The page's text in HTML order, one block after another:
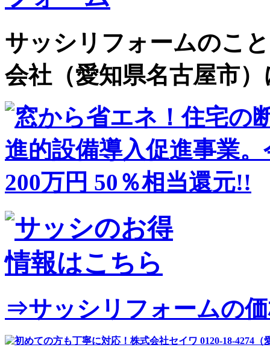
サッシリフォームのこ
会社（愛知県名古屋市
⇒サッシリフォームの